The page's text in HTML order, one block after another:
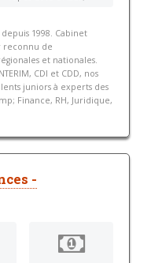
1998. Cabinet
reconnu de
et nationales.
CDI et CDD, nos
juniors à experts des
Finance, RH, Juridique,
-